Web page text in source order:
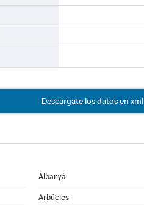
Descárgate los datos en xml
Albanyà
Arbúcies